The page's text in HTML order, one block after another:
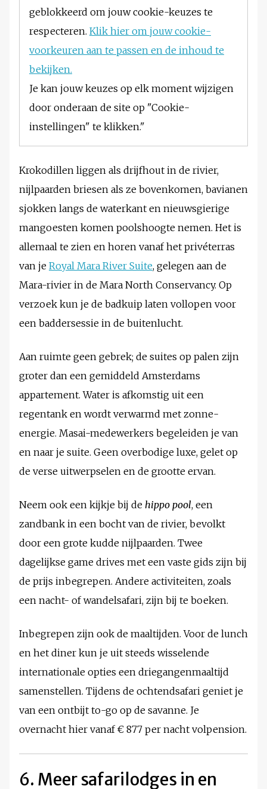
geblokkeerd om jouw cookie-keuzes te
respecteren. Klik hier om jouw cookie-
voorkeuren aan te passen en de inhoud te
bekijken.
Je kan jouw keuzes op elk moment wijzigen
door onderaan de site op "Cookie-
instellingen" te klikken."
Krokodillen liggen als drijfhout in de rivier,
nijlpaarden briesen als ze bovenkomen, bavianen
sjokken langs de waterkant en nieuwsgierige
mangoesten komen poolshoogte nemen. Het is
allemaal te zien en horen vanaf het privéterras
van je Royal Mara River Suite, gelegen aan de
Mara-rivier in de Mara North Conservancy. Op
verzoek kun je de badkuip laten vollopen voor
een baddersessie in de buitenlucht.
Aan ruimte geen gebrek; de suites op palen zijn
groter dan een gemiddeld Amsterdams
appartement. Water is afkomstig uit een
regentank en wordt verwarmd met zonne-
energie. Masai-medewerkers begeleiden je van
en naar je suite. Geen overbodige luxe, gelet op
de verse uitwerpselen en de grootte ervan.
Neem ook een kijkje bij de hippo pool, een
zandbank in een bocht van de rivier, bevolkt
door een grote kudde nijlpaarden. Twee
dagelijkse game drives met een vaste gids zijn bij
de prijs inbegrepen. Andere activiteiten, zoals
een nacht- of wandelsafari, zijn bij te boeken.
Inbegrepen zijn ook de maaltijden. Voor de lunch
en het diner kun je uit steeds wisselende
internationale opties een driegangenmaaltijd
samenstellen. Tijdens de ochtendsafari geniet je
van een ontbijt to-go op de savanne. Je
overnacht hier vanaf € 877 per nacht volpension.
6. Meer safarilodges in en